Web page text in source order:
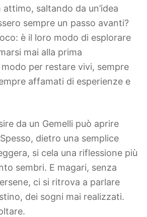
saltando da un’idea
sempre un passo avanti?
è il loro modo di esplorare
mai alla prima
per restare vivi, sempre
affamati di esperienze e
da un Gemelli può aprire
dietro una semplice
si cela una riflessione più
sembri. E magari, senza
ci si ritrova a parlare
dei sogni mai realizzati.